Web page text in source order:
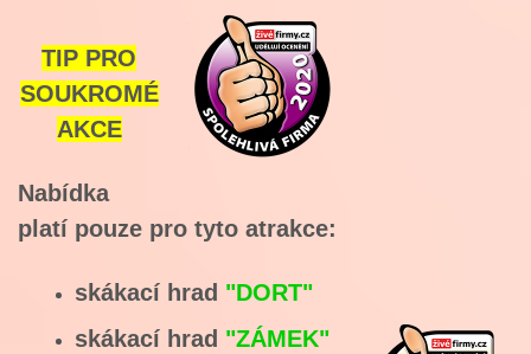
TIP PRO
SOUKROMÉ
AKCE
Nabídka
platí pouze pro tyto atrakce:
skákací hrad "DORT"
skákací hrad "ZÁMEK"